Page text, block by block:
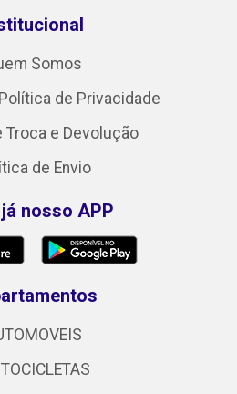
Somos
de Privacidade
Troca e Devolução
de Envio
nosso APP